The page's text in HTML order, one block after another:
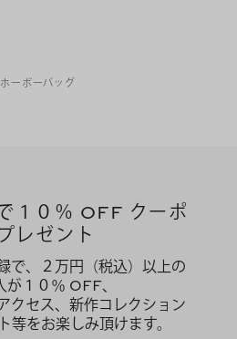
ーボーバッグ
１０％ OFF クーポ
レゼント
で、２万円（税込）以上の
が１０％ OFF、
クセス、新作コレクション
等をお楽しみ頂けます。